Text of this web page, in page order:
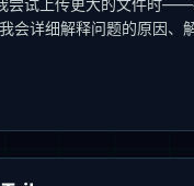
尝试上传更大的文件时
会详细解释问题的原因